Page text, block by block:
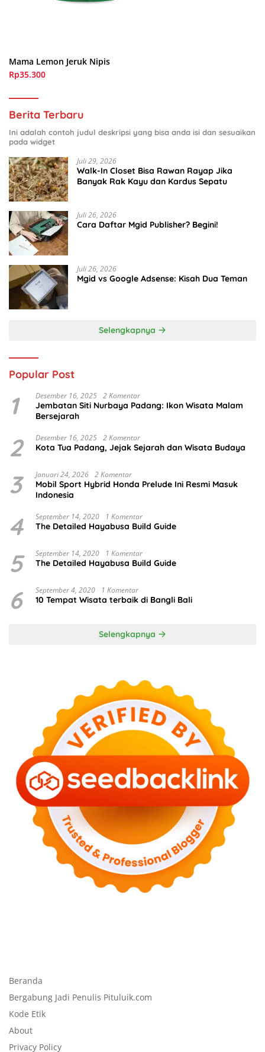
Mama Lemon Jeruk Nipis
Rp35.300
Berita Terbaru
Ini adalah contoh judul deskripsi yang bisa anda isi dan sesuaikan
pada widget
Juli 29, 2026
Walk-In Closet Bisa Rawan Rayap Jika
Banyak Rak Kayu dan Kardus Sepatu
Juli 26, 2026
Cara Daftar Mgid Publisher? Begini!
Juli 26, 2026
Mgid vs Google Adsense: Kisah Dua Teman
Selengkapnya
Popular Post
1 Desember 16, 2025 2 Komentar
Jembatan Siti Nurbaya Padang: Ikon Wisata Malam
Bersejarah
2 Desember 16, 2025 2 Komentar
Kota Tua Padang, Jejak Sejarah dan Wisata Budaya
3 Januari 24, 2026 2 Komentar
Mobil Sport Hybrid Honda Prelude Ini Resmi Masuk
Indonesia
4 September 14, 2020 1 Komentar
The Detailed Hayabusa Build Guide
5 September 14, 2020 1 Komentar
The Detailed Hayabusa Build Guide
6 September 4, 2020 1 Komentar
10 Tempat Wisata terbaik di Bangli Bali
Selengkapnya
Beranda
Bergabung Jadi Penulis Pituluik.com
Kode Etik
About
Privacy Policy